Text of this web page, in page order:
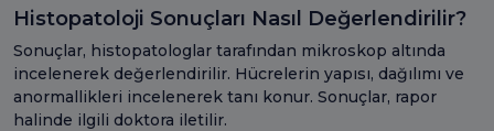
Histopatoloji Sonuçları Nasıl Değerlendirilir?
Sonuçlar, histopatologlar tarafından mikroskop altında
incelenerek değerlendirilir. Hücrelerin yapısı, dağılımı ve
anormallikleri incelenerek tanı konur. Sonuçlar, rapor
halinde ilgili doktora iletilir.